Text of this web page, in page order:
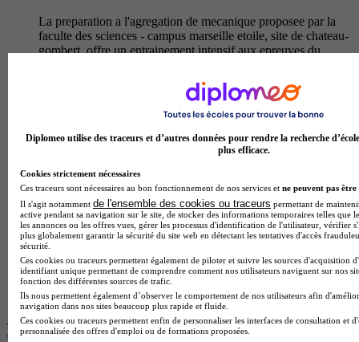
La preparation a l'agregation de mecanique proposee par la
faculte des sciences - campus marseille etoile, site de chateau-
gombert, offre un entrainement intensif aux epreuves du
domaines de la mecanique des solides et des fluides, la
thermodynamique, la resistance des materiaux et la
modelisation numerique. les candidats developpent des
competences approfondies en resolution de problemes
complexes, en conception d'experiences et en communication
scientifique a travers la preparation des epreuves ecrites et
exigeante vise a former des enseignants-chercheurs et
professeurs agreges capables d'enseigner la mecanique dans
l'enseignement superieur, les classes preparatoires aux grandes
ecoles ou les lycees, tout en maitrisant les aspects theoriques
et experimentaux de leur discipline. les laureats accedent a des
postes d'enseignement de haut niveau et peuvent poursuivre
une carriere dans la recherche academique.
Temps plein
En présentiel
Les avis sur FDS
Diplomeo utilise des traceurs et d’autres données pour rendre la recherche
plus efficace.
Cookies strictement nécessaires
Ces traceurs sont nécessaires au bon fonctionnement de nos services et ne peuvent pas être
Il s'agit notamment de l'ensemble des cookies ou traceurs permettant de
active pendant sa navigation sur le site, de stocker des informations temporaires telles que
les annonces ou les offres vues, gérer les processus d'identification de l'utilisateur, vérifier
plus globalement garantir la sécurité du site web en détectant les tentatives d'accès
sécurité.
Ces cookies ou traceurs permettent également de piloter et suivre les sources d'acquisition
identifiant unique permettant de comprendre comment nos utilisateurs naviguent sur nos
fonction des différentes sources de trafic.
Ils nous permettent également d’observer le comportement de nos utilisateurs afin
navigation dans nos sites beaucoup plus rapide et fluide.
Ces cookies ou traceurs permettent enfin de personnaliser les interfaces de consultation et
personnalisée des offres d'emploi ou de formations proposées.